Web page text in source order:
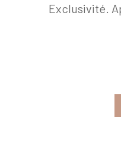
Exclusivité.